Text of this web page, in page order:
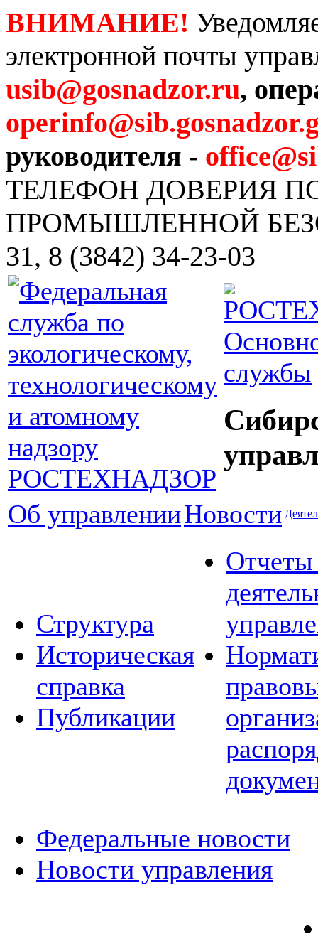
ВНИМАНИЕ!
электронной почты
usib@gosnadzor.ru,
руководителя -
ТЕЛЕФОН ДОВЕРИЯ
ПРОМЫШЛЕННОЙ
31, 8 (3842) 34-23-03
службы
Об управленииНовости
Структура
Историческая
справка
Публикации
Отчеты
Федеральные новости
Новости управления